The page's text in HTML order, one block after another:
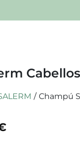
/ Champú